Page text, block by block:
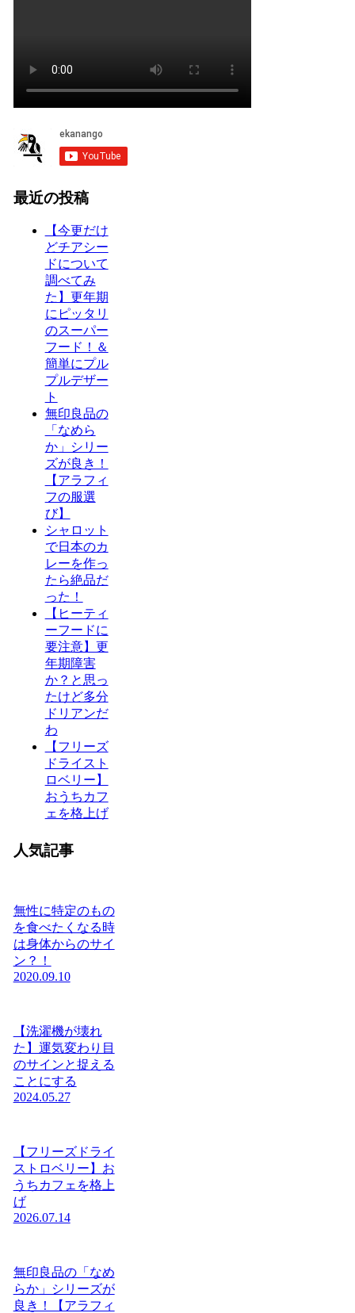
最近の投稿
【今更だけ
どチアシー
ドについて
調べてみ
た】更年期
にピッタリ
のスーパー
フード！＆
簡単にプル
プルデザー
ト
無印良品の
「なめら
か」シリー
ズが良き！
【アラフィ
フの服選
び】
シャロット
で日本のカ
レーを作っ
たら絶品だ
った！
【ヒーティ
ーフードに
要注意】更
年期障害
か？と思っ
たけど多分
ドリアンだ
わ
【フリーズ
ドライスト
ロベリー】
おうちカフ
ェを格上げ
人気記事
無性に特定のもの
を食べたくなる時
は身体からのサイ
ン？！
2020.09.10
【洗濯機が壊れ
た】運気変わり目
のサインと捉える
ことにする
2024.05.27
【フリーズドライ
ストロベリー】お
うちカフェを格上
げ
2026.07.14
無印良品の「なめ
らか」シリーズが
良き！【アラフィ